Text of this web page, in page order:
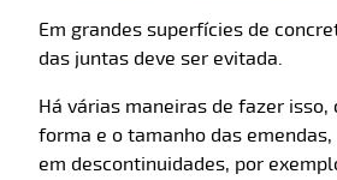
Em grandes superfícies de
das juntas deve ser evitada.
Há várias maneiras de fazer isso,
forma e o tamanho das
em descontinuidades, por